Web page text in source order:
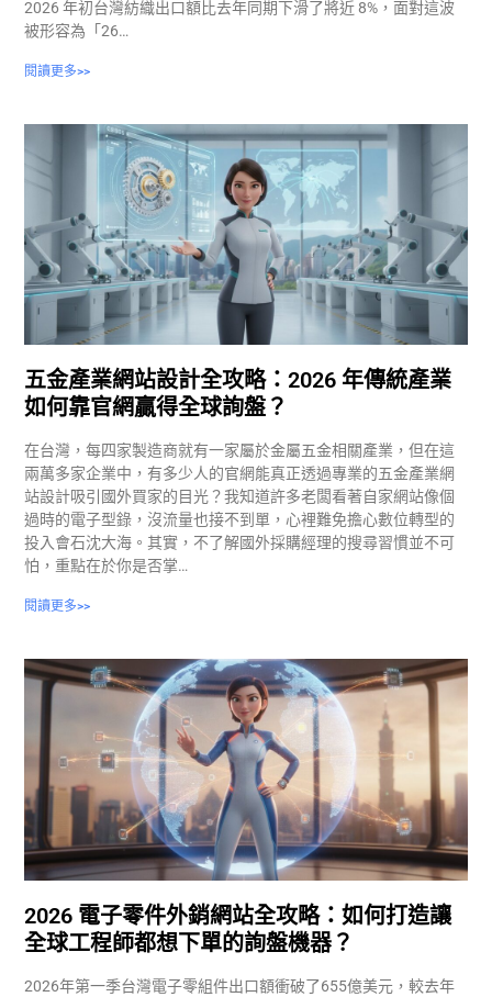
2026 年初台灣紡織出口額比去年同期下滑了將近 8%，面對這波
被形容為「26…
閱讀更多>>
五金產業網站設計全攻略：2026 年傳統產業
如何靠官網贏得全球詢盤？
在台灣，每四家製造商就有一家屬於金屬五金相關產業，但在這
兩萬多家企業中，有多少人的官網能真正透過專業的五金產業網
站設計吸引國外買家的目光？我知道許多老闆看著自家網站像個
過時的電子型錄，沒流量也接不到單，心裡難免擔心數位轉型的
投入會石沈大海。其實，不了解國外採購經理的搜尋習慣並不可
怕，重點在於你是否掌…
閱讀更多>>
2026 電子零件外銷網站全攻略：如何打造讓
全球工程師都想下單的詢盤機器？
2026年第一季台灣電子零組件出口額衝破了655億美元，較去年